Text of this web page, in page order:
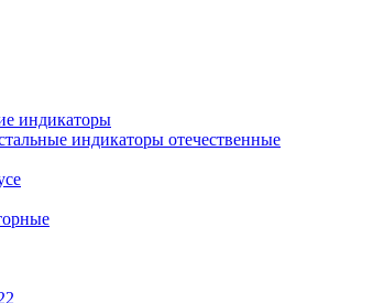
индикаторы
индикаторы отечественные